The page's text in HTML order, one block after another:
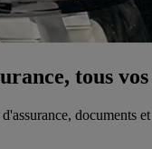
tous
documents